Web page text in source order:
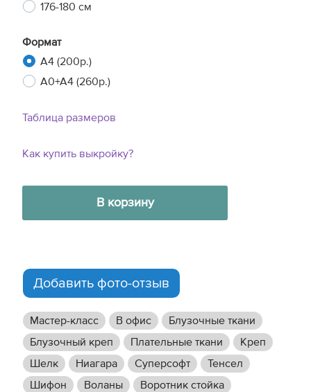
176-180 см
Формат
A4 (200р.)
A0+A4 (260р.)
Таблица размеров
Как купить выкройку?
В корзину
Добавить фото-отзыв
Мастер-класс В офис
Блузочные ткани
Блузочный креп
Плательные ткани
Креп
Шелк
Ниагара Суперсофт
Тенсел
Шифон
Воланы
Воротник стойка